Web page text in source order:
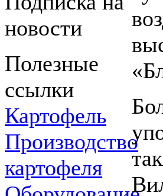
новости
Полезные
ссылки
Картофель
Производство
картофеля